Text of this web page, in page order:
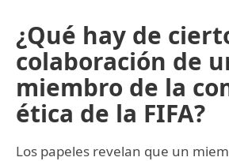
¿Qué hay de
colaboración de
miembro de la
ética de la FIFA?
Los papeles revelan que un